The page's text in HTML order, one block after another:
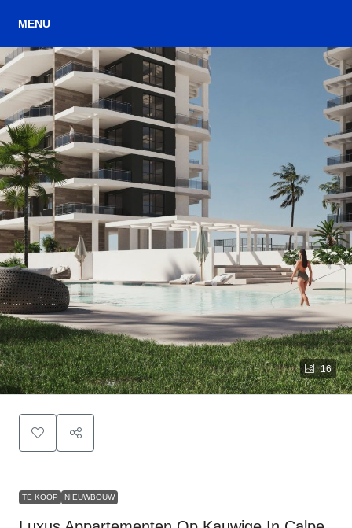
16
TE KOOP NIEUWBOUW